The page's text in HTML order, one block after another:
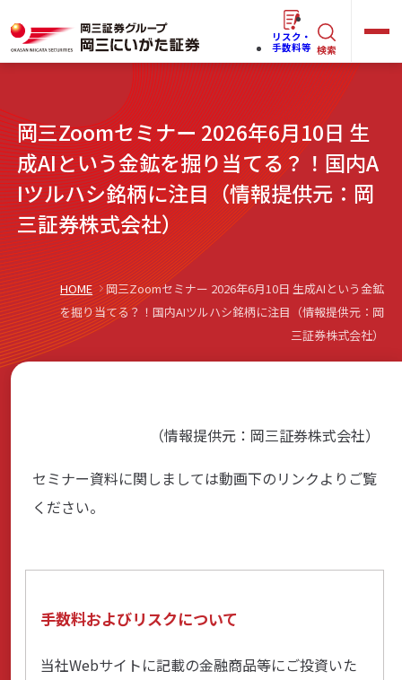
ー
ワ
ー
ド
で
探
す
らくらくネット情報便
法人(オーナー)さま向けサービス
岡三にいがたと始める
各種情報・セミナー
店舗のご案内
リスク・
手数料等 検索
キ
ー
ド
で
探
す
岡三Zoomセミナー 2026年6月10日 生
成AIという金鉱を掘り当てる？！国内A
Iツルハシ銘柄に注目（情報提供元：岡
三証券株式会社）
HOME
岡三Zoomセミナー 2026年6月10日 生成AIという金鉱
を掘り当てる？！国内AIツルハシ銘柄に注目（情報提供元：岡
三証券株式会社）
（情報提供元：岡三証券株式会社）
セミナー資料に関しましては動画下のリンクよりご覧
ください。
手数料およびリスクについて
当社Webサイトに記載の金融商品等にご投資いた